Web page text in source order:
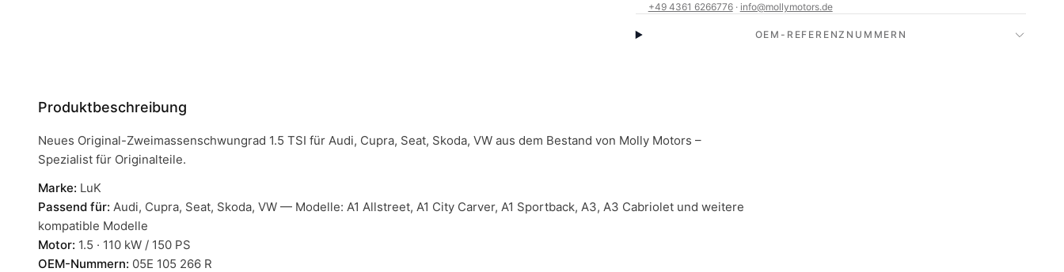
+49 4361 6266776· info@mollymotors.de
OEM-REFERENZNUMMERN
Produktbeschreibung
Neues Original-Zweimassenschwungrad 1.5 TSI für Audi, Cupra, Seat, Skoda, VW aus dem Bestand von Molly Motors –
Spezialist für Originalteile.
Marke: LuK
Passend für: Audi, Cupra, Seat, Skoda, VW — Modelle: A1 Allstreet, A1 City Carver, A1 Sportback, A3, A3 Cabriolet und weitere
kompatible Modelle
Motor: 1.5 · 110 kW / 150 PS
OEM-Nummern: 05E 105 266 R